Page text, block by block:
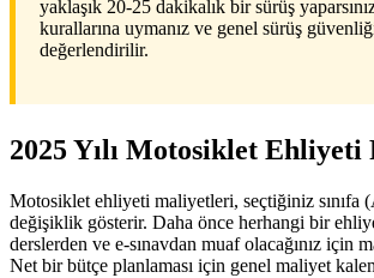
yaklaşık 20-25 dakikalık bir sürüş
kurallarına uymanız ve genel sürüş
değerlendirilir.
2025 Yılı Motosiklet Ehliyeti
Motosiklet ehliyeti maliyetleri, seçtiğiniz sınıfa
değişiklik gösterir. Daha önce herhangi bir
derslerden ve e-sınavdan muaf olacağınız için
Net bir bütçe planlaması için genel maliyet